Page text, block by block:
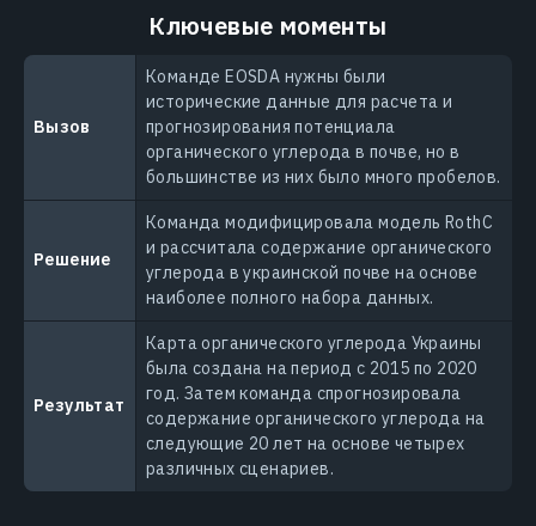
Ключевые моменты
Вызов
Команде EOSDA нужны были
исторические данные для расчета и
прогнозирования потенциала
органического углерода в почве, но в
большинстве из них было много пробелов.
Решение
Команда модифицировала модель RothC
и рассчитала содержание органического
углерода в украинской почве на основе
наиболее полного набора данных.
Результат
Карта органического углерода Украины
была создана на период с 2015 по 2020
год. Затем команда спрогнозировала
содержание органического углерода на
следующие 20 лет на основе четырех
различных сценариев.